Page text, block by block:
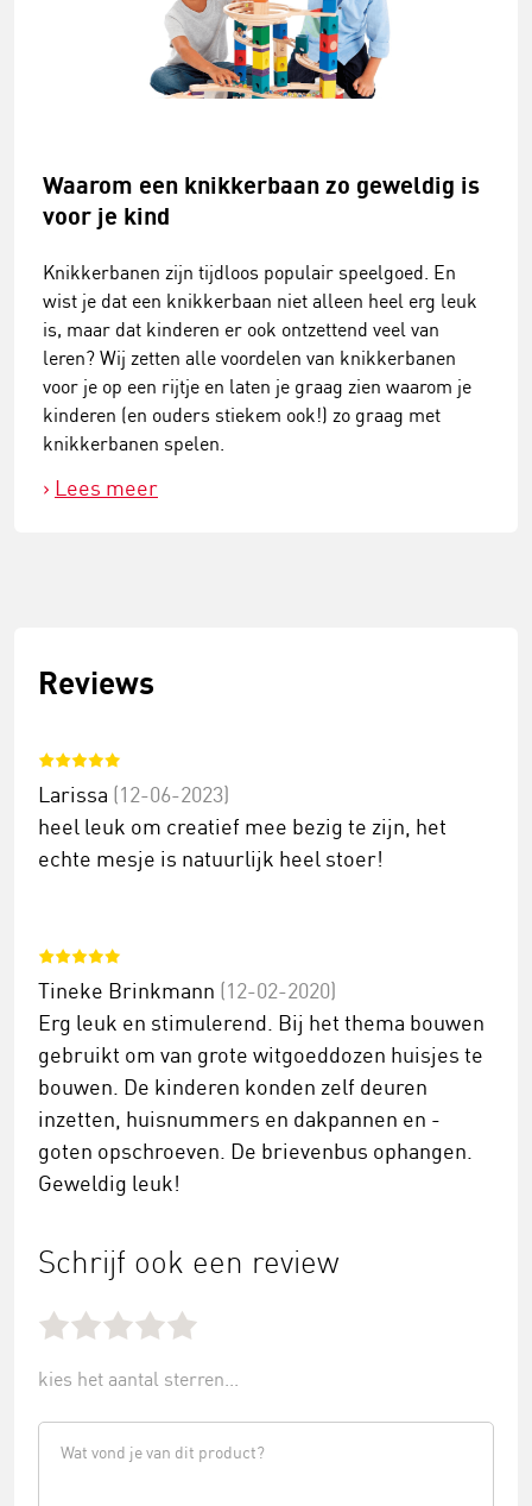
Waarom een knikkerbaan zo geweldig is
voor je kind
Knikkerbanen zijn tijdloos populair speelgoed. En
wist je dat een knikkerbaan niet alleen heel erg leuk
is, maar dat kinderen er ook ontzettend veel van
leren? Wij zetten alle voordelen van knikkerbanen
voor je op een rijtje en laten je graag zien waarom je
kinderen (en ouders stiekem ook!) zo graag met
knikkerbanen spelen.
Lees meer
Reviews
Larissa (12-06-2023)
heel leuk om creatief mee bezig te zijn, het
echte mesje is natuurlijk heel stoer!
Tineke Brinkmann (12-02-2020)
Erg leuk en stimulerend. Bij het thema bouwen
gebruikt om van grote witgoeddozen huisjes te
bouwen. De kinderen konden zelf deuren
inzetten, huisnummers en dakpannen en -
goten opschroeven. De brievenbus ophangen.
Geweldig leuk!
Schrijf ook een review
kies het aantal sterren...